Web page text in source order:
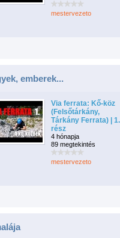
mestervezeto
emberek...
Via ferrata: Kő-köz
(Felsőtárkány,
Tárkány Ferrata) | 1.
rész
4 hónapja
89 megtekintés
mestervezeto